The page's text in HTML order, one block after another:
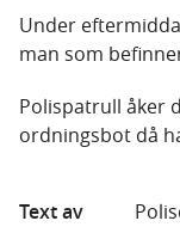
Under
man som
Polispatrull åker
ordningsbot då
Text av